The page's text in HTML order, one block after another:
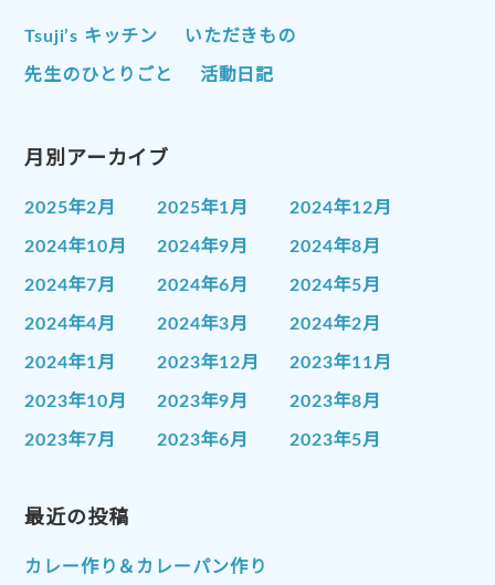
Tsuji’s キッチン いただきもの
先生のひとりごと 活動日記
月別アーカイブ
2025年2月 2025年1月 2024年12月
2024年10月 2024年9月 2024年8月
2024年7月 2024年6月 2024年5月
2024年4月 2024年3月 2024年2月
2024年1月 2023年12月 2023年11月
2023年10月 2023年9月 2023年8月
2023年7月 2023年6月 2023年5月
2023年1月
2022年10月 2022年9月
最近の投稿
カレー作り＆カレーパン作り